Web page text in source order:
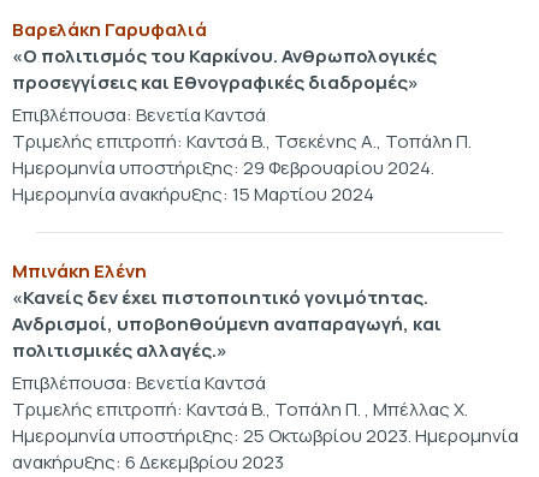
Βαρελάκη Γαρυφαλιά
«Ο πολιτισμός του Καρκίνου. Ανθρωπολογικές
προσεγγίσεις και Εθνογραφικές διαδρομές»
Επιβλέπουσα: Βενετία Καντσά
Τριμελής επιτροπή: Καντσά Β., Τσεκένης Α., Τοπάλη Π.
Ημερομηνία υποστήριξης: 29 Φεβρουαρίου 2024.
Ημερομηνία ανακήρυξης: 15 Μαρτίου 2024
Μπινάκη Ελένη
«Κανείς δεν έχει πιστοποιητικό γονιμότητας.
Ανδρισμοί, υποβοηθούμενη αναπαραγωγή, και
πολιτισμικές αλλαγές.»
Επιβλέπουσα: Βενετία Καντσά
Τριμελής επιτροπή: Καντσά Β., Τοπάλη Π. , Μπέλλας Χ.
Ημερομηνία υποστήριξης: 25 Οκτωβρίου 2023. Ημερομηνία
ανακήρυξης: 6 Δεκεμβρίου 2023